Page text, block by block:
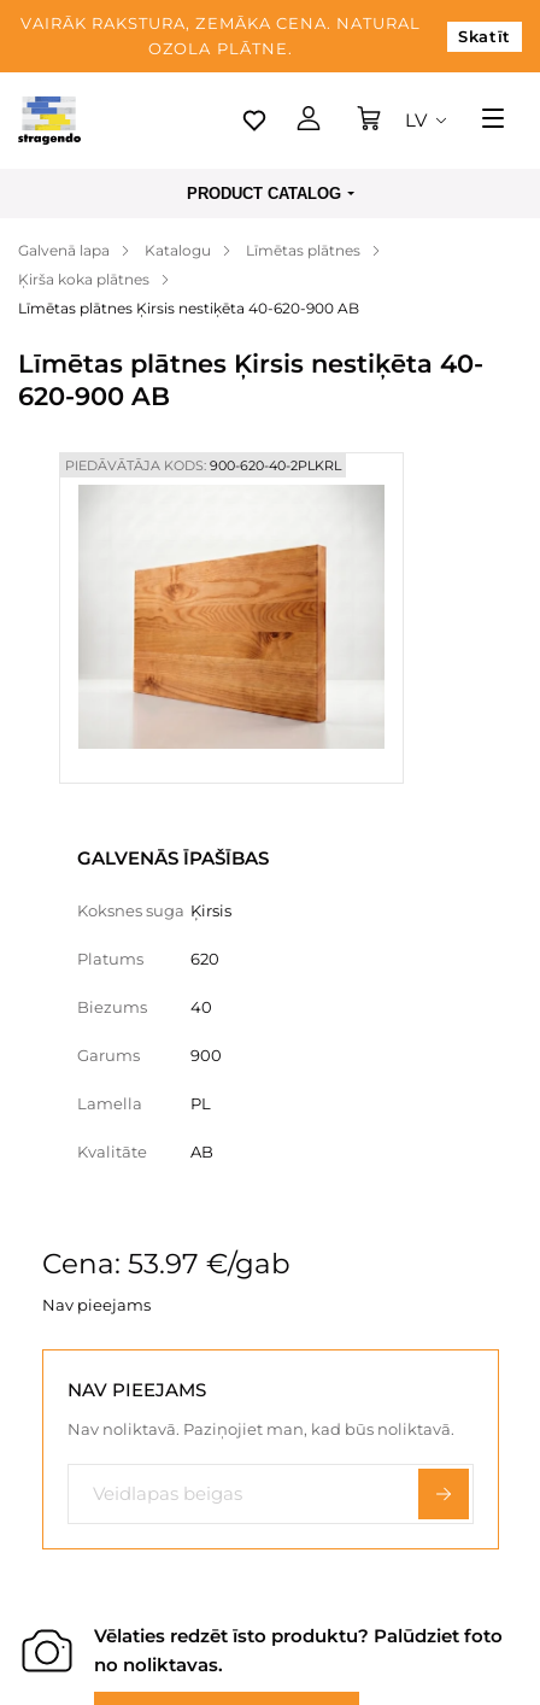
VAIRĀK RAKSTURA, ZEMĀKA CENA. NATURAL
OZOLA PLĀTNE.
Skatīt
Tallina
Apmaksa
Par mums
Blogs
Kontaktinformācija
LV
PRODUCT CATALOG
Galvenā lapa Katalogu
Līmētas plātnes
Ķirša koka plātnes
Līmētas plātnes Ķirsis nestiķēta 40-620-900 AB
Līmētas plātnes Ķirsis nestiķēta 40-
620-900 AB
PIEDĀVĀTĀJA KODS:900-620-40-2PLKRL
GALVENĀS ĪPAŠĪBAS
Koksnes suga Ķirsis
Platums 620
Biezums 40
Garums 900
Lamella PL
Kvalitāte AB
Cena: 53.97 €/gab
Nav pieejams
NAV PIEEJAMS
Nav noliktavā. Paziņojiet man, kad būs noliktavā.
Vēlaties redzēt īsto produktu? Palūdziet foto
no noliktavas.